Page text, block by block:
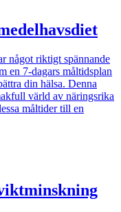
något riktigt spännande
en 7-dagars måltidsplan
din hälsa. Denna
värld av näringsrika
måltider till en